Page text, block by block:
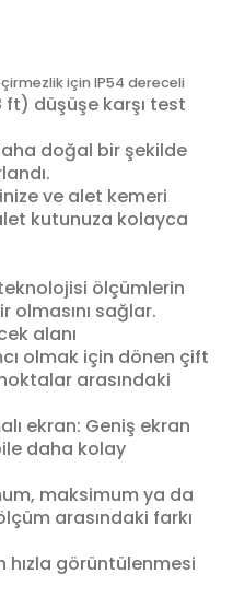
için IP54 dereceli
ft) düşüşe karşı test
doğal bir şekilde
ve alet kemeri
kutunuza kolayca
ölçümlerin
sağlar.
alanı
olmak için dönen çift
arasındaki
ekran: Geniş ekran
daha kolay
maksimum ya da
arasındaki farkı
hızla görüntülenmesi